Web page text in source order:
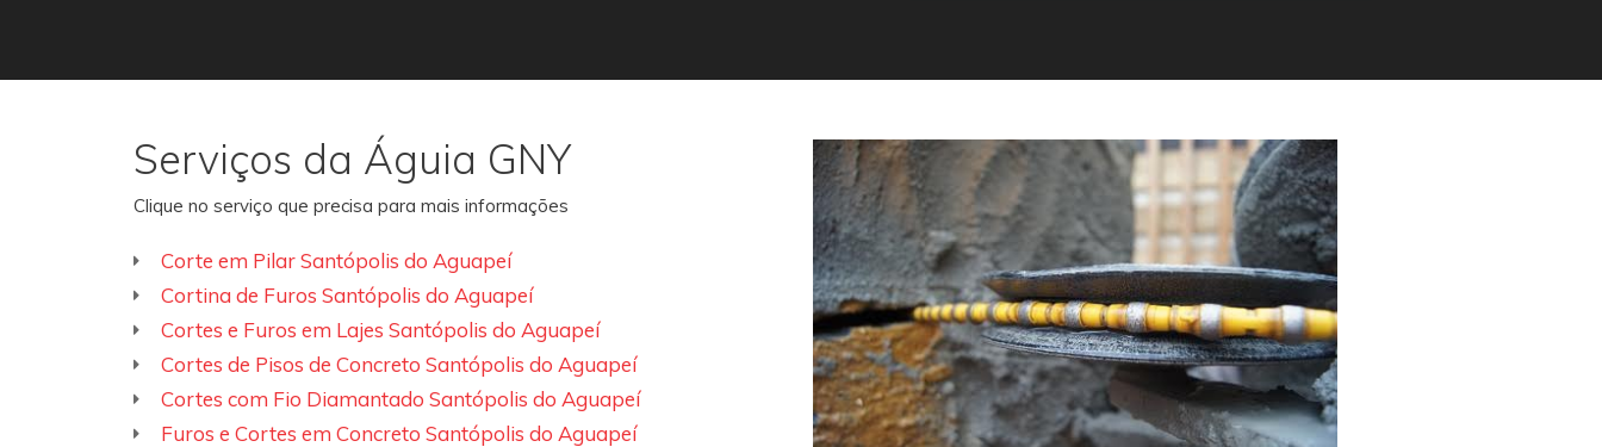
Serviços da Águia GNY
Clique no serviço que precisa para mais informações
Corte em Pilar Santópolis do Aguapeí
Cortina de Furos Santópolis do Aguapeí
Cortes e Furos em Lajes Santópolis do Aguapeí
Cortes de Pisos de Concreto Santópolis do Aguapeí
Cortes com Fio Diamantado Santópolis do Aguapeí
Furos e Cortes em Concreto Santópolis do Aguapeí